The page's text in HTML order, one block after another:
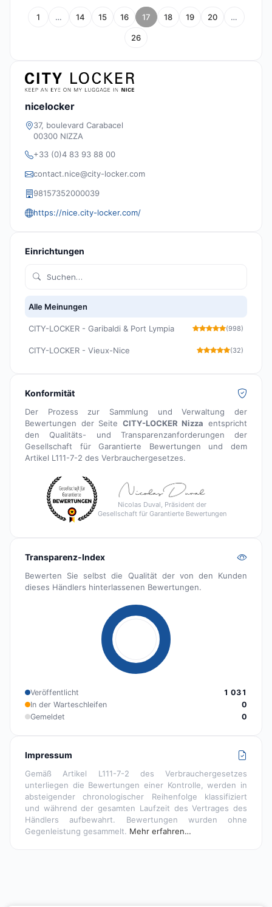
1 … 14 15 16 17 18 19 20 …
26
nicelocker
37, boulevard Carabacel
00300 NIZZA
+33 (0)4 83 93 88 00
contact.nice@city-locker.com
98157352000039
https://nice.city-locker.com/
Einrichtungen
Alle Meinungen
CITY-LOCKER - Garibaldi & Port Lympia (998)
CITY-LOCKER - Vieux-Nice (32)
Konformität
Der Prozess zur Sammlung und Verwaltung der
Bewertungen der Seite CITY-LOCKER Nizza entspricht
den Qualitäts- und Transparenzanforderungen der
Gesellschaft für Garantierte Bewertungen und dem
Artikel L111-7-2 des Verbrauchergesetzes.
Nicolas Duval, Präsident der
Gesellschaft für Garantierte Bewertungen
Transparenz-Index
Bewerten Sie selbst die Qualität der von den Kunden
dieses Händlers hinterlassenen Bewertungen.
Veröffentlicht
1 031
In der Warteschleifen
0
Gemeldet
0
Impressum
Gemäß Artikel L111-7-2 des Verbrauchergesetzes
unterliegen die Bewertungen einer Kontrolle, werden in
absteigender chronologischer Reihenfolge klassifiziert
und während der gesamten Laufzeit des Vertrages des
Händlers aufbewahrt. Bewertungen wurden ohne
Gegenleistung gesammelt. Mehr erfahren…